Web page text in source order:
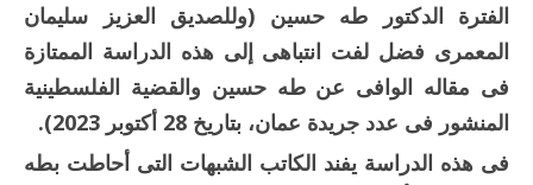
الفترة الدكتور طه حسين (وللصديق العزيز سليمان
المعمرى فضل لفت انتباهى إلى هذه الدراسة الممتازة
فى مقاله الوافى عن طه حسين والقضية الفلسطينية
المنشور فى عدد جريدة عمان، بتاريخ 28 أكتوبر 2023).
فى هذه الدراسة يفند الكاتب الشبهات التى أحاطت بطه